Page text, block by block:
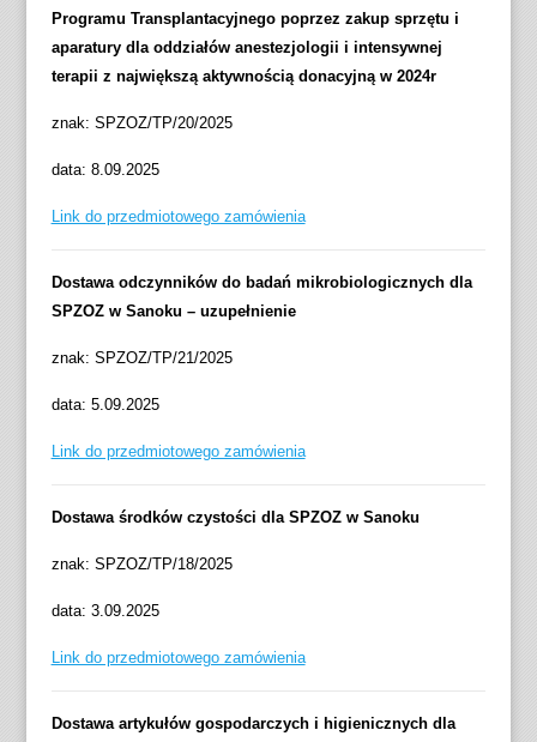
Programu Transplantacyjnego poprzez zakup sprzętu i
aparatury dla oddziałów anestezjologii i intensywnej
terapii z największą aktywnością donacyjną w 2024r
znak: SPZOZ/TP/20/2025
data: 8.09.2025
Link do przedmiotowego zamówienia
Dostawa odczynników do badań mikrobiologicznych dla
SPZOZ w Sanoku – uzupełnienie
znak: SPZOZ/TP/21/2025
data: 5.09.2025
Link do przedmiotowego zamówienia
Dostawa środków czystości dla SPZOZ w Sanoku
znak: SPZOZ/TP/18/2025
data: 3.09.2025
Link do przedmiotowego zamówienia
Dostawa artykułów gospodarczych i higienicznych dla